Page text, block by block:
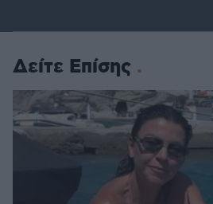
Δείτε Επίσης